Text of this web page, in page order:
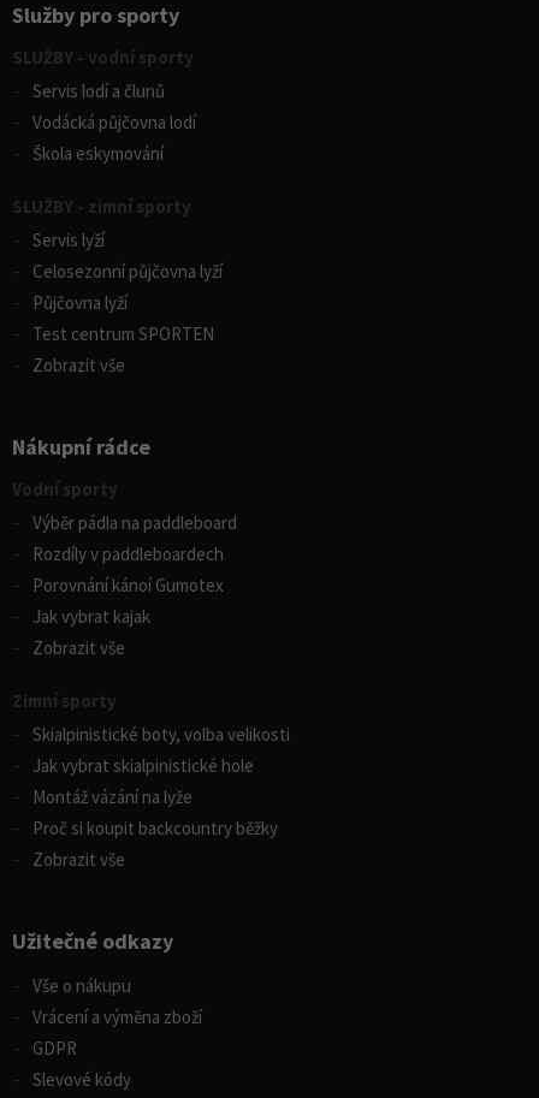
Služby pro sporty
SLUŽBY - vodní sporty
Servis lodí a člunů
Vodácká půjčovna lodí
Škola eskymování
SLUŽBY - zimní sporty
Servis lyží
Celosezonní půjčovna lyží
Půjčovna lyží
Test centrum SPORTEN
Zobrazit vše
Nákupní rádce
Vodní sporty
Výběr pádla na paddleboard
Rozdíly v paddleboardech
Porovnání kánoí Gumotex
Jak vybrat kajak
Zobrazit vše
Zimní sporty
Skialpinistické boty, volba velikosti
Jak vybrat skialpinistické hole
Montáž vázání na lyže
Proč si koupit backcountry běžky
Zobrazit vše
Užitečné odkazy
Vše o nákupu
Vrácení a výměna zboží
GDPR
Slevové kódy